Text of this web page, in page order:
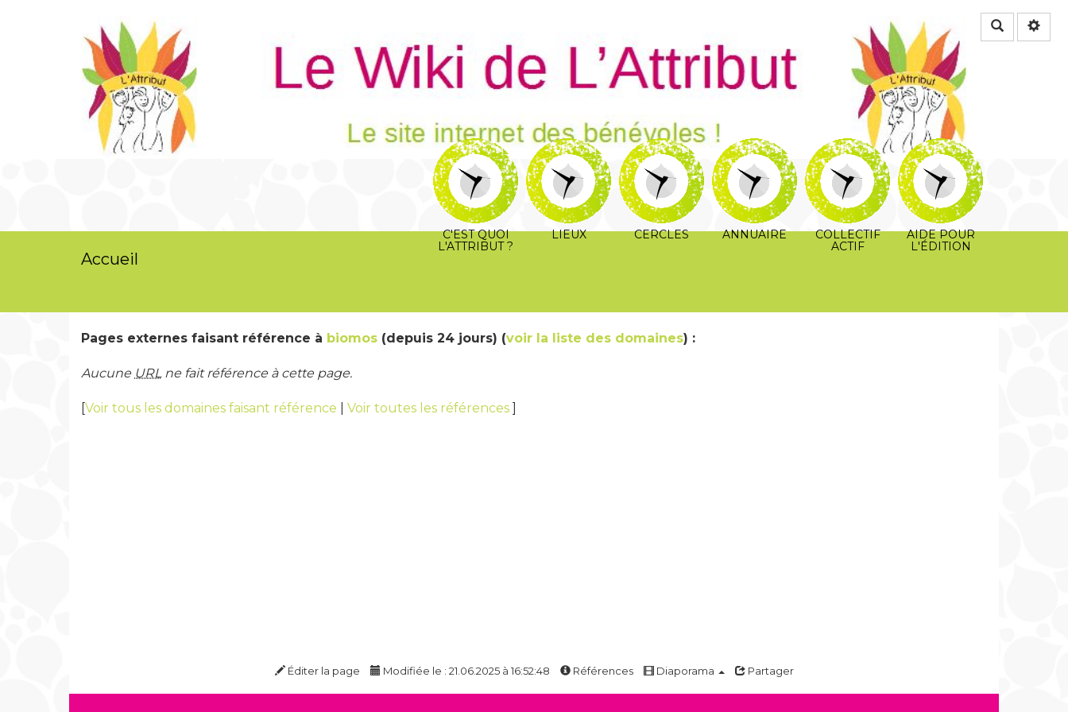
Rechercher
Accueil
C'EST QUOI
L'ATTRIBUT ?
LIEUX CERCLES ANNUAIRE
COLLECTIF
ACTIF
AIDE POUR
L'ÉDITION
Pages externes faisant référence à biomos (depuis 24 jours) (voir la liste des domaines) :
Aucune URLne fait référence à cette page.
[Voir tous les domaines faisant référence Voir toutes les références ]
Éditer la page Modifiée le : 21.06.2025 à 16:52:48 Références Diaporama Partager